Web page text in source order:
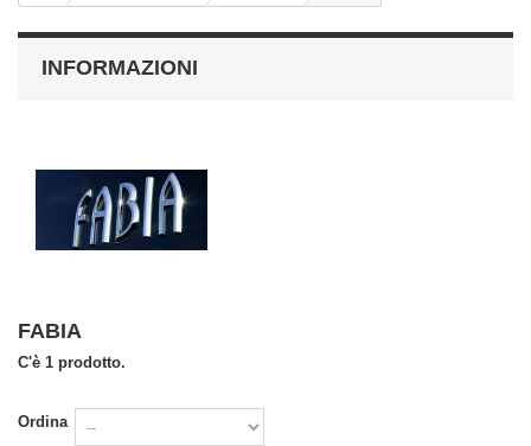
INFORMAZIONI
FABIA
C'è 1 prodotto.
Ordina